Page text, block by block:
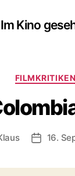
Im Kino
FILMKRITIKEN
16.